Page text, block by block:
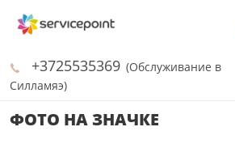
+3725535369 (Обслуживание в
Силламяэ)
ФОТО НА ЗНАЧКЕ